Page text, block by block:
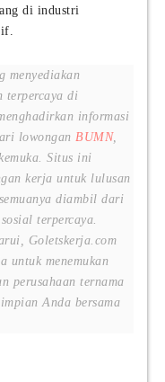
di industri
menyediakan
terpercaya di
informasi
lowongan BUMN,
Situs ini
kerja untuk lulusan
diambil dari
terpercaya.
Goletskerja.com
untuk menemukan
perusahaan ternama
Anda bersama